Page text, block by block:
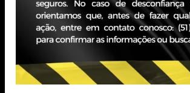
Edifício JBZ
Av. Carlos Gomes, 400 - Boa Vista,
CEP 90480-900
+55 51 3093.7300